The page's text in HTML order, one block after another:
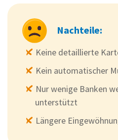
Nachteile:
Keine detaillierte
Kein automatischer
Nur wenige Banken
unterstützt
Längere